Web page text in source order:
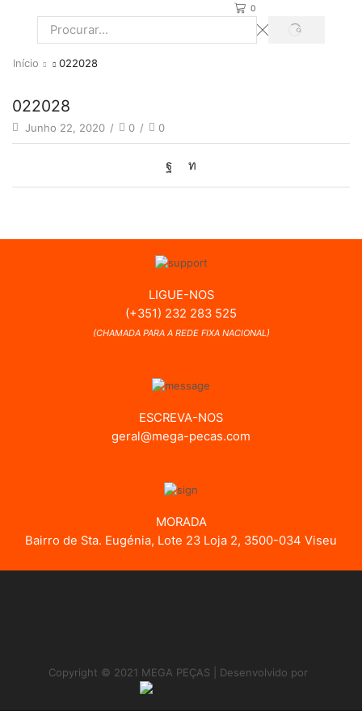
0
Search
PROCURAR
Início 022028
022028
Junho 22, 2020 / 0 / 0
LIGUE-NOS
(+351) 232 283 525
(CHAMADA PARA A REDE FIXA NACIONAL)
ESCREVA-NOS
geral@mega-pecas.com
MORADA
Bairro de Sta. Eugénia, Lote 23 Loja 2, 3500-034 Viseu
Copyright © 2021 MEGA PEÇAS | Desenvolvido por